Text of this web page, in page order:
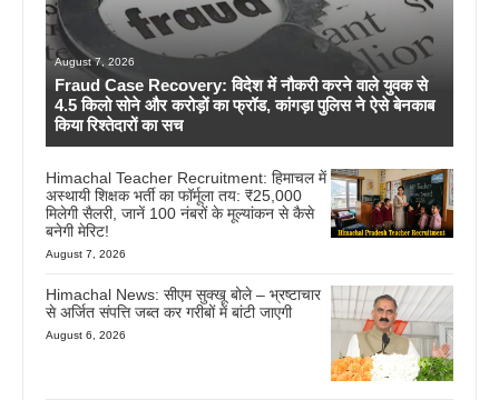
August 7, 2026
Fraud Case Recovery: विदेश में नौकरी करने वाले युवक से
4.5 किलो सोने और करोड़ों का फ्रॉड, कांगड़ा पुलिस ने ऐसे बेनकाब
किया रिश्तेदारों का सच
Himachal Teacher Recruitment: हिमाचल में
अस्थायी शिक्षक भर्ती का फॉर्मूला तय: ₹25,000
मिलेगी सैलरी, जानें 100 नंबरों के मूल्यांकन से कैसे
बनेगी मेरिट!
August 7, 2026
Himachal News: सीएम सुक्खू बोले – भ्रष्टाचार
से अर्जित संपत्ति जब्त कर गरीबों में बांटी जाएगी
August 6, 2026